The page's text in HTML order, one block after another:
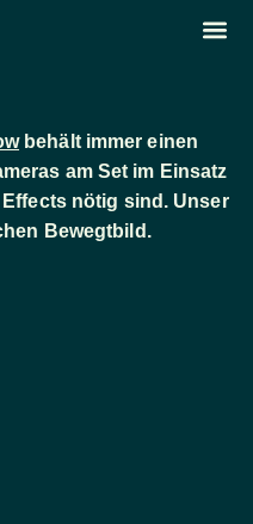
behält immer einen
am Set im Einsatz
nötig sind. Unser
Bewegtbild.